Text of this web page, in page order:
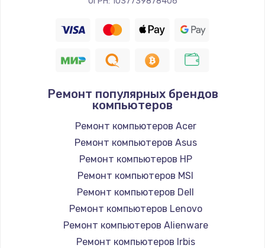
450 руб.
Ремонт оптики
450 руб.
Заказать
Замена кабеля
550 руб.
Заказать
Ремонт платы питания
Ремонт популярных брендов
компьютеров
Ремонт компьютеров Acer
Ремонт компьютеров Asus
Ремонт компьютеров HP
Ремонт компьютеров MSI
Ремонт компьютеров Dell
Ремонт компьютеров Lenovo
Ремонт компьютеров Alienware
Ремонт компьютеров Irbis